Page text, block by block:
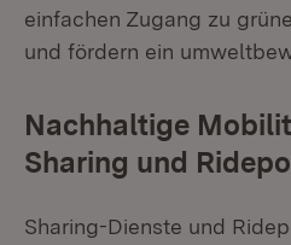
einfachen Zugang zu
und fördern ein
Nachhaltige
Sharing und
Sharing-Dienste und